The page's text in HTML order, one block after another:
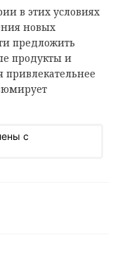
в этих условиях
новых
предложить
продукты и
привлекательнее
с